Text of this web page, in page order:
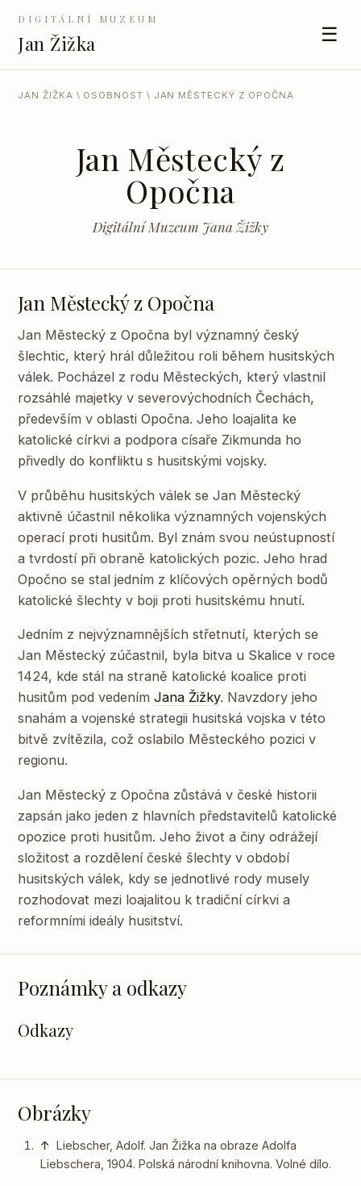
DIGITÁLNÍ MUZEUM
Jan Žižka ☰
JAN ŽIŽKA \ OSOBNOST \ JAN MĚSTECKÝ Z OPOČNA
Jan Městecký z
Opočna
Digitální Muzeum Jana Žižky
Jan Městecký z Opočna
Jan Městecký z Opočna byl významný český
šlechtic, který hrál důležitou roli během husitských
válek. Pocházel z rodu Městeckých, který vlastnil
rozsáhlé majetky v severovýchodních Čechách,
především v oblasti Opočna. Jeho loajalita ke
katolické církvi a podpora císaře Zikmunda ho
přivedly do konfliktu s husitskými vojsky.
V průběhu husitských válek se Jan Městecký
aktivně účastnil několika významných vojenských
operací proti husitům. Byl znám svou neústupností
a tvrdostí při obraně katolických pozic. Jeho hrad
Opočno se stal jedním z klíčových opěrných bodů
katolické šlechty v boji proti husitskému hnutí.
Jedním z nejvýznamnějších střetnutí, kterých se
Jan Městecký zúčastnil, byla bitva u Skalice v roce
1424, kde stál na straně katolické koalice proti
husitům pod vedenímJana Žižky. Navzdory jeho
snahám a vojenské strategii husitská vojska v této
bitvě zvítězila, což oslabilo Městeckého pozici v
regionu.
Jan Městecký z Opočna zůstává v české historii
zapsán jako jeden z hlavních představitelů katolické
opozice proti husitům. Jeho život a činy odrážejí
složitost a rozdělení české šlechty v období
husitských válek, kdy se jednotlivé rody musely
rozhodovat mezi loajalitou k tradiční církvi a
reformními ideály husitství.
Poznámky a odkazy
Odkazy
Obrázky
↑ Liebscher, Adolf. Jan Žižka na obraze Adolfa
Liebschera, 1904. Polská národní knihovna. Volné dílo.